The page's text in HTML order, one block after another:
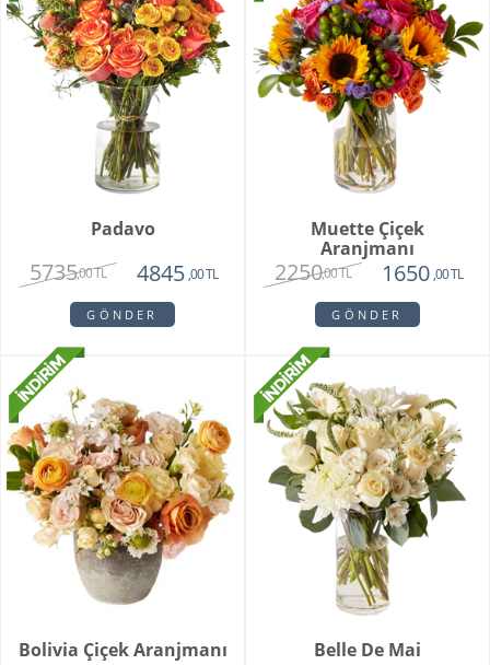
Padavo
5735,00 TL 4845 ,00 TL
GÖNDER
Muette Çiçek
Aranjmanı
2250,00 TL 1650 ,00 TL
GÖNDER
Bolivia Çiçek Aranjmanı Belle De Mai